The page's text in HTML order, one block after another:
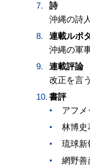
詩
沖縄の詩
連載ルポ
沖縄の軍
連載評論
改正を言
書評
アフ
林博史
琉球
網野善